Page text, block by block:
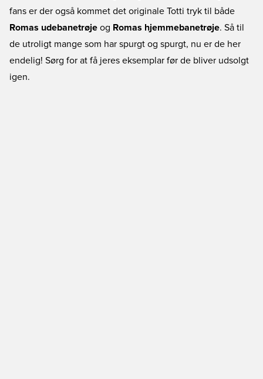
fans er der også kommet det originale Totti tryk til både
Romas udebanetrøje og Romas hjemmebanetrøje. Så til
de utroligt mange som har spurgt og spurgt, nu er de her
endelig! Sørg for at få jeres eksemplar før de bliver udsolgt
igen.